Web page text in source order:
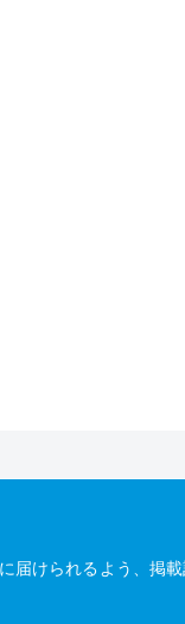
けられるよう、掲載